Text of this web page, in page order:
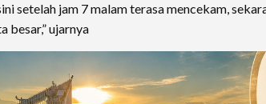
setelah jam 7 malam terasa mencekam,
besar,” ujarnya